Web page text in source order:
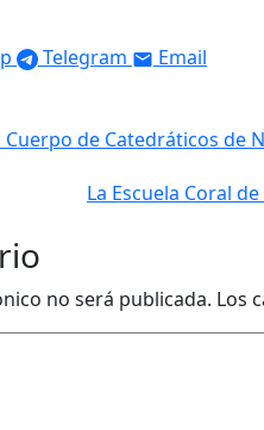
Telegram Email
de Catedráticos de
La Escuela Coral
no será publicada. Los